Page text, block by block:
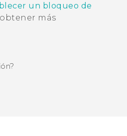
un bloqueo de
más